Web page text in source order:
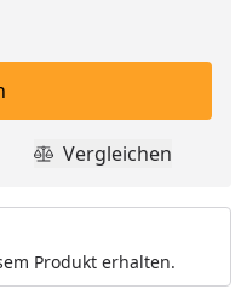
legen
Produkt
Vergleichen
Produkt erhalten.